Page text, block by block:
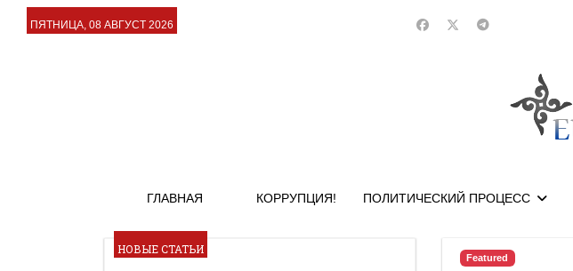
ПЯТНИЦА, 08 АВГУСТ 2026
ГЛАВНАЯ КОРРУПЦИЯ! ПОЛИТИЧЕСКИЙ ПРОЦЕСС
НОВЫЕ СТАТЬИ
Featured